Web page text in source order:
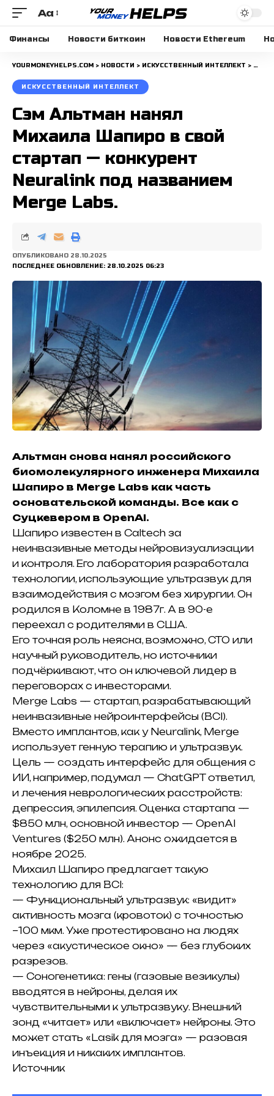
Размера
шрифта
Aa
Финансы Новости биткоин Новости Ethereum
YOURMONEYHELPS.COM > НОВОСТИ > ИСКУССТВЕННЫЙ ИНТЕЛЛЕКТ > СЭМ
ИСКУССТВЕННЫЙ ИНТЕЛЛЕКТ
Сэм Альтман нанял
Михаила Шапиро в свой
стартап — конкурент
Neuralink под названием
Merge Labs.
ПОСЛЕДНЕЕ ОБНОВЛЕНИЕ: 28.10.2025 06:23
ОПУБЛИКОВАНО 28.10.2025
Альтман снова нанял российского
биомолекулярного инженера Михаила
Шапиро в Merge Labs как часть
основательской команды. Все как с
Суцкевером в OpenAI.
Шапиро известен в Caltech за
неинвазивные методы нейровизуализации
и контроля. Его лаборатория разработала
технологии, использующие ультразвук для
взаимодействия с мозгом без хирургии. Он
родился в Коломне в 1987г. А в 90-е
переехал с родителями в США.
Его точная роль неясна, возможно, CTO или
научный руководитель, но источники
подчёркивают, что он ключевой лидер в
переговорах с инвесторами.
Merge Labs — стартап, разрабатывающий
неинвазивные нейроинтерфейсы (BCI).
Вместо имплантов, как у Neuralink, Merge
использует генную терапию и ультразвук.
Цель — создать интерфейс для общения с
ИИ, например, подумал — ChatGPT ответил,
и лечения неврологических расстройств:
депрессия, эпилепсия. Оценка стартапа —
$850 млн, основной инвестор — OpenAI
Ventures ($250 млн). Анонс ожидается в
ноябре 2025.
Михаил Шапиро предлагает такую
технологию для BCI:
— Функциональный ультразвук: «видит»
активность мозга (кровоток) с точностью
~100 мкм. Уже протестировано на людях
через «акустическое окно» — без глубоких
разрезов.
— Соногенетика: гены (газовые везикулы)
вводятся в нейроны, делая их
чувствительными к ультразвуку. Внешний
зонд «читает» или «включает» нейроны. Это
может стать «Lasik для мозга» — разовая
инъекция и никаких имплантов.
Источник